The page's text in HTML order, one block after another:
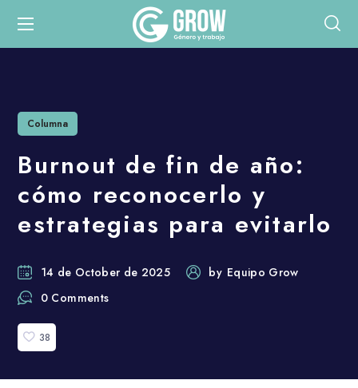
Columna
Burnout de fin de año:
cómo reconocerlo y
estrategias para evitarlo
14 de October de 2025 by Equipo Grow
0 Comments
38